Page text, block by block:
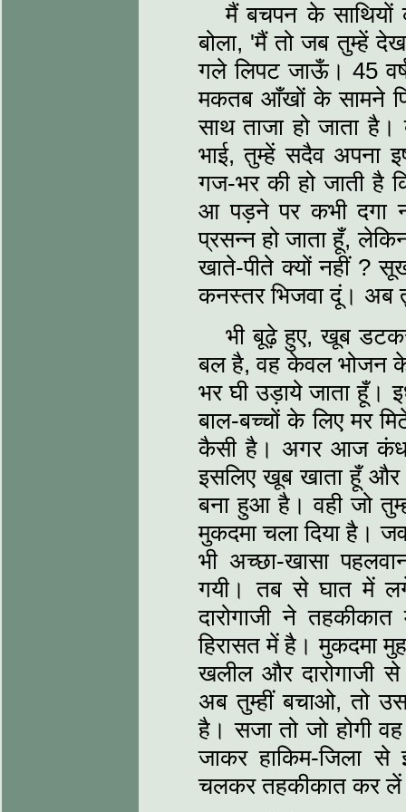
मैं बचपन के
बोला, 'मैं तो जब तुम्हें
गले लिपट जाऊँ। 45
मकतब आँखों के सामने
साथ ताजा हो जाता
भाई, तुम्हें सदैव अपना
गज-भर की हो जाती है
आ पड़ने पर कभी दगा न
प्रसन्न हो जाता हूँ,
खाते-पीते क्यों नहीं ?
कनस्तर भिजवा दूं। अब
भी बूढ़े हुए, खूब
बल है, वह केवल भोजन
भर घी उड़ाये जाता हूँ।
बाल-बच्चों के लिए मर
कैसी है। अगर आज कंधा
इसलिए खूब खाता हूँ और
बना हुआ है। वही जो
मुकदमा चला दिया है।
भी अच्छा-खासा
गयी। तब से घात में
दारोगाजी ने
हिरासत में है। मुकदमा
खलील और दारोगाजी
अब तुम्हीं बचाओ, तो
है। सजा तो जो होगी
जाकर हाकिम-जिला
चलकर तहकीकात कर लें